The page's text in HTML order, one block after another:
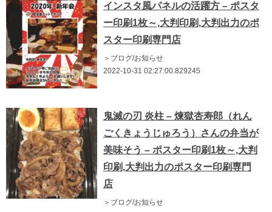
インスタ風パネルの活躍方 – ポスタ
ー印刷1枚～,大判印刷,大判出力のポ
スター印刷専門店
＞ブログ/お知らせ
2022-10-31 02:27:00.829245
鬼滅の刃 炎柱 – 煉獄杏寿郎（れん
ごくきょうじゅろう）さんの弁当が
美味そう – ポスター印刷1枚～,大判
印刷,大判出力のポスター印刷専門
店
＞ブログ/お知らせ